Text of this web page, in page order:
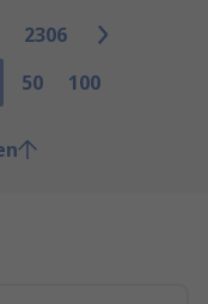
2306
50 100